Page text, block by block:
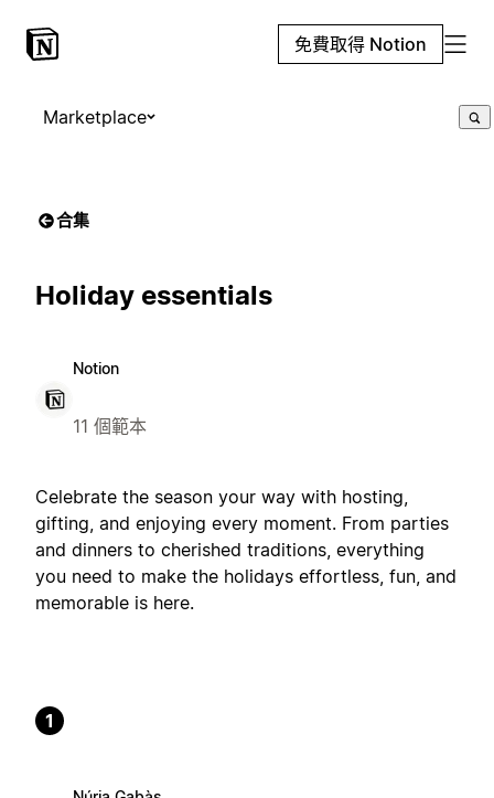
免費取得 Notion
Marketplace
合集
Holiday essentials
Notion
11 個範本
Celebrate the season your way with hosting,
gifting, and enjoying every moment. From parties
and dinners to cherished traditions, everything
you need to make the holidays effortless, fun, and
memorable is here.
1